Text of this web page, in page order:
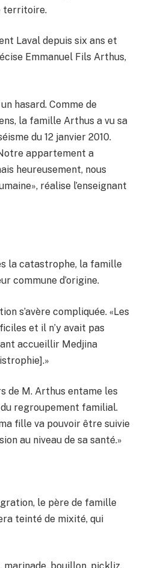
territoire.
Laval depuis six ans et
Emmanuel Fils Arthus,
hasard. Comme de
la famille Arthus a vu sa
du 12 janvier 2010.
appartement a
heureusement, nous
réalise l’enseignant
la catastrophe, la famille
commune d’origine.
s’avère compliquée. «Les
et il n’y avait pas
accueillir Medjina
de M. Arthus entame les
regroupement familial.
fille va pouvoir être suivie
au niveau de sa santé.»
le père de famille
teinté de mixité, qui